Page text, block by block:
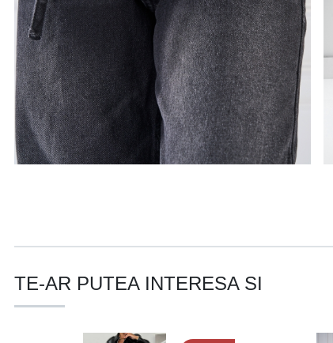
TE-AR PUTEA INTERESA SI